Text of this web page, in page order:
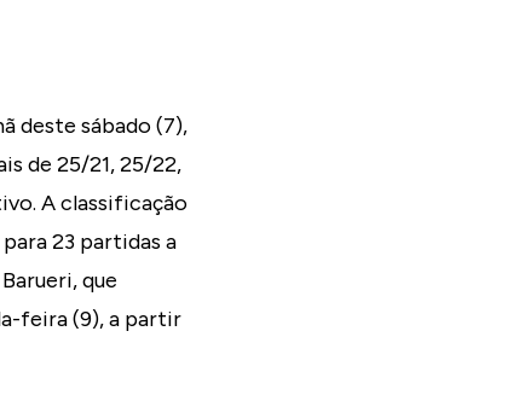
deste sábado (7),
de 25/21, 25/22,
A classificação
23 partidas a
que
feira (9), a partir